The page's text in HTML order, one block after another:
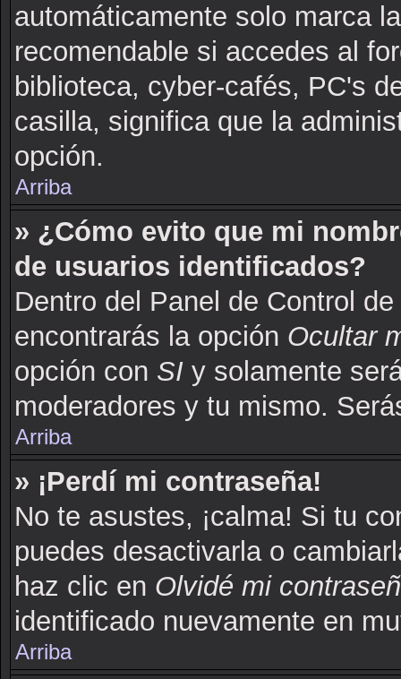
automáticamente solo marca
recomendable si accedes al
biblioteca, cyber-cafés, PC's
casilla, significa que la
opción.
Arriba
» ¿Cómo evito que mi
de usuarios identificados?
Dentro del Panel de Control
encontrarás la opción Ocultar
opción con SI y solamente
moderadores y tu mismo.
Arriba
» ¡Perdí mi contraseña!
No te asustes, ¡calma! Si tu
puedes desactivarla o
haz clic en Olvidé mi
identificado nuevamente en
Arriba